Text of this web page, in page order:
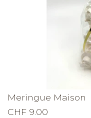
Meringue Maison
CHF 9.00